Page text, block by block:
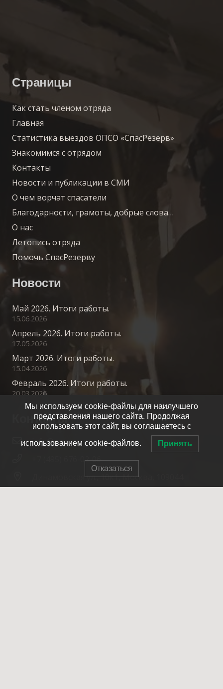
Страницы
Как стать членом отряда
Главная
Статистика выездов ОПСО «СпасРезерв»
Знакомимся с отрядом
Контакты
Новости и публикации в СМИ
О чем ворчат спасатели
Благодарности, грамоты, добрые слова…
О нас
Летопись отряда
Помочь СпасРезерву
Новости
Май 2026. Итоги работы.
15.06.2026
Апрель 2026. Итоги работы.
17.05.2026
Март 2026. Итоги работы.
15.04.2026
Февраль 2026. Итоги работы.
20.03.2026
Контакты
info@spasrezerv.ru
+7 (495) 676-02-06
Динамовская ул., 10к1, Москва, 109044
Мы используем cookie-файлы для наилучшего
представления нашего сайта. Продолжая
использовать этот сайт, вы соглашаетесь с
использованием cookie-файлов. Принять
Отказаться